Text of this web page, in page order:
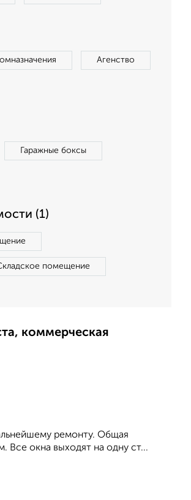
Агенство
Гаражные боксы
(1)
помещение
коммерческая
ремонту. Общая
Все окна выходят на одну ст...